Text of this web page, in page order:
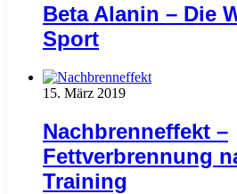
Beta Alanin – Die
Sport
15. März 2019
Nachbrenneffekt –
Fettverbrennung
Training